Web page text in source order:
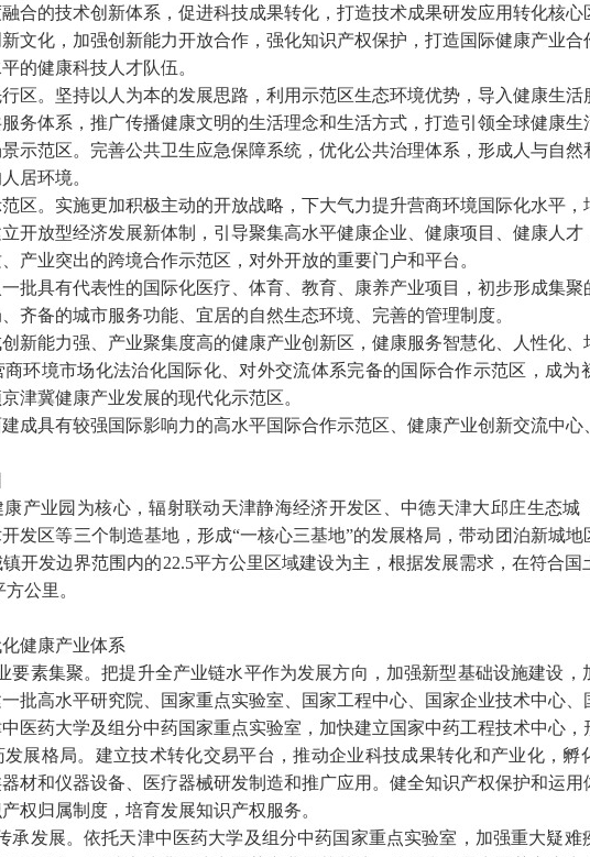
合的技术创新体系，促进科技成果转化，打造技术成果研发应用转化核心
文化，加强创新能力开放合作，强化知识产权保护，打造国际健康产业合
的健康科技人才队伍。
区。坚持以人为本的发展思路，利用示范区生态环境优势，导入健康生活
务体系，推广传播健康文明的生活理念和生活方式，打造引领全球健康生
示范区。完善公共卫生应急保障系统，优化公共治理体系，形成人与自然
居环境。
区。实施更加积极主动的开放战略，下大气力提升营商环境国际化水平，
开放型经济发展新体制，引导聚集高水平健康企业、健康项目、健康人才
产业突出的跨境合作示范区，对外开放的重要门户和平台。
一批具有代表性的国际化医疗、体育、教育、康养产业项目，初步形成集聚
齐备的城市服务功能、宜居的自然生态环境、完善的管理制度。
创新能力强、产业聚集度高的健康产业创新区，健康服务智慧化、人性化、
环境市场化法治化国际化、对外交流体系完备的国际合作示范区，成为
津冀健康产业发展的现代化示范区。
建成具有较强国际影响力的高水平国际合作示范区、健康产业创新交流中心
产业园为核心，辐射联动天津静海经济开发区、中德天津大邱庄生态城
发区等三个制造基地，形成“一核心三基地”的发展格局，带动团泊新城地
开发边界范围内的22.5平方公里区域建设为主，根据发展需求，在符合国
公里。
化健康产业体系
要素集聚。把提升全产业链水平作为发展方向，加强新型基础设施建设，
批高水平研究院、国家重点实验室、国家工程中心、国家企业技术中心、
医药大学及组分中药国家重点实验室，加快建立国家中药工程技术中心，
展格局。建立技术转化交易平台，推动企业科技成果转化和产业化，孵
材和仪器设备、医疗器械研发制造和推广应用。健全知识产权保护和运用
权归属制度，培育发展知识产权服务。
承发展。依托天津中医药大学及组分中药国家重点实验室，加强重大疑难